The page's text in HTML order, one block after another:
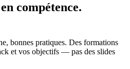
compétence.
bonnes pratiques. Des formations
et vos objectifs — pas des slides